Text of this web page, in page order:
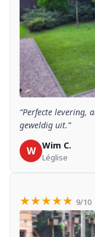
“Perfecte levering,
geweldig uit.”
W Wim C.
Léglise
★★★★★ 9/10